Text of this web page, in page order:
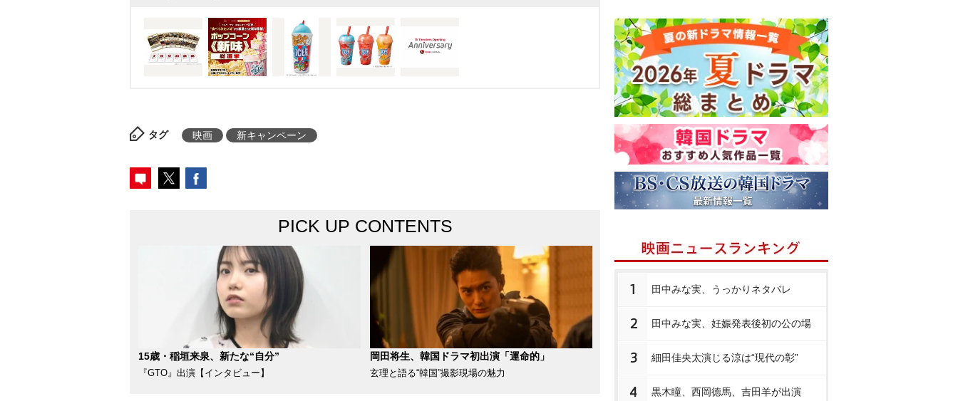
タグ 映画 新キャンペーン
PICK UP CONTENTS
15歳・稲垣来泉、新たな“自分”
『GTO』出演【インタビュー】
岡田将生、韓国ドラマ初出演「運命的」
玄理と語る“韓国”撮影現場の魅力
1 田中みな実、うっかりネタバレ
2 田中みな実、妊娠発表後初の公の場
3 細田佳央太演じる涼は“現代の彰”
4 黒木瞳、西岡徳馬、吉田羊が出演